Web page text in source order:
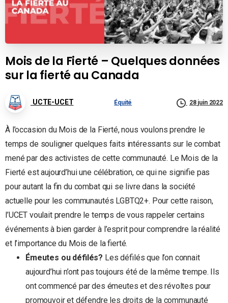
Mois de la Fierté – Quelques données
sur la fierté au Canada
UCTE-UCET Équité 28 juin 2022
À l’occasion du Mois de la Fierté, nous voulons prendre le
temps de souligner quelques faits intéressants sur le combat
mené par des activistes de cette communauté. Le Mois de la
Fierté est aujourd’hui une célébration, ce qui ne signifie pas
pour autant la fin du combat qui se livre dans la société
actuelle pour les communautés LGBTQ2+. Pour cette raison,
l’UCET voulait prendre le temps de vous rappeler certains
événements à bien garder à l’esprit pour comprendre la réalité
et l’importance du Mois de la fierté.
Émeutes ou défilés? Les défilés que l’on connait
aujourd’hui n’ont pas toujours été de la même trempe. Ils
ont commencé par des émeutes et des révoltes pour
promouvoir et défendre les droits de la communauté